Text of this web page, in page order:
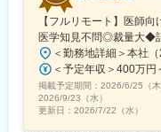
【フルリモート】医師
医学知見不問◎裁量大◆
掲載予定期間： 2026/6/25（木
2026/9/23（水）
更新日： 2026/7/22（水）